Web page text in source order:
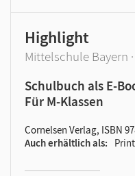
Highlight
Mittelschule Bayern
Schulbuch als E-
Für M-Klassen
Cornelsen Verlag, ISBN
Auch erhältlich als